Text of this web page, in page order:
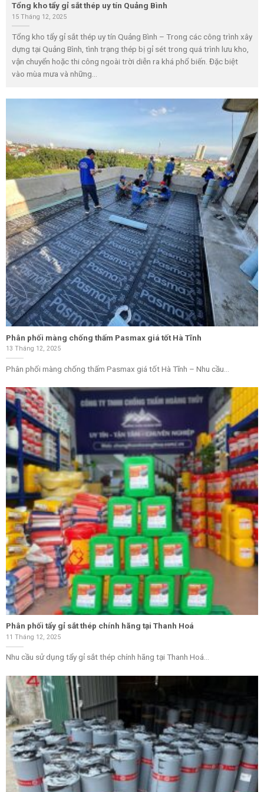
Tổng kho tẩy gỉ sắt thép uy tín Quảng Bình
15 Tháng 12, 2025
Tổng kho tẩy gỉ sắt thép uy tín Quảng Bình – Trong các công trình xây
dựng tại Quảng Bình, tình trạng thép bị gỉ sét trong quá trình lưu kho,
vận chuyển hoặc thi công ngoài trời diễn ra khá phổ biến. Đặc biệt
vào mùa mưa và những...
Phân phối màng chống thấm Pasmax giá tốt Hà Tĩnh
13 Tháng 12, 2025
Phân phối màng chống thấm Pasmax giá tốt Hà Tĩnh – Nhu cầu...
Phân phối tẩy gỉ sắt thép chính hãng tại Thanh Hoá
11 Tháng 12, 2025
Nhu cầu sử dụng tẩy gỉ sắt thép chính hãng tại Thanh Hoá...